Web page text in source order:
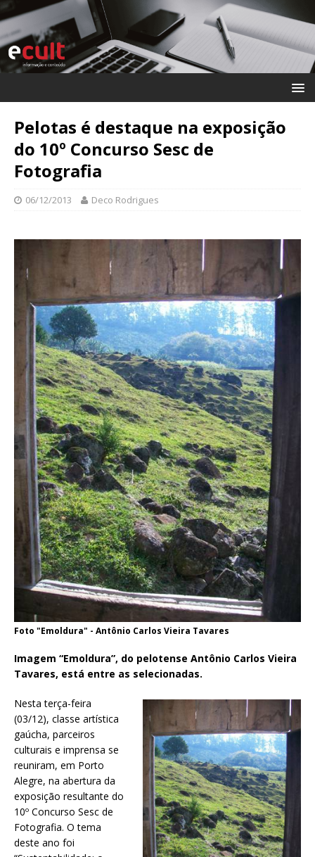
Pelotas é destaque na exposição
do 10º Concurso Sesc de
Fotografia
06/12/2013 Deco Rodrigues
Foto "Emoldura" - Antônio Carlos Vieira Tavares
Imagem “Emoldura”, do pelotense Antônio Carlos Vieira
Tavares, está entre as selecionadas.
Nesta terça-feira
(03/12), classe artística
gaúcha, parceiros
culturais e imprensa se
reuniram, em Porto
Alegre, na abertura da
exposição resultante do
10º Concurso Sesc de
Fotografia. O tema
deste ano foi